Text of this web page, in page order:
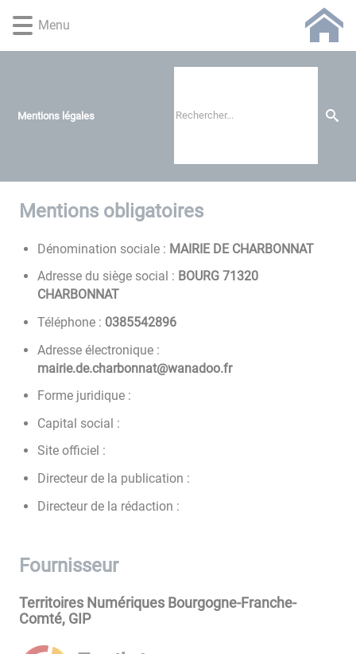
d'accès
d'accès
d'accès
d'accès
page
Menu
Mentions légales
Mentions obligatoires
Dénomination sociale : MAIRIE DE CHARBONNAT
Adresse du siège social : BOURG 71320
CHARBONNAT
Téléphone : 6982455830
Adresse électronique :
rf.oodanaw@tannobrahc.ed.eiriam
Forme juridique :
Capital social :
Site officiel :
Directeur de la publication :
Directeur de la rédaction :
Fournisseur
Territoires Numériques Bourgogne-Franche-
Comté, GIP